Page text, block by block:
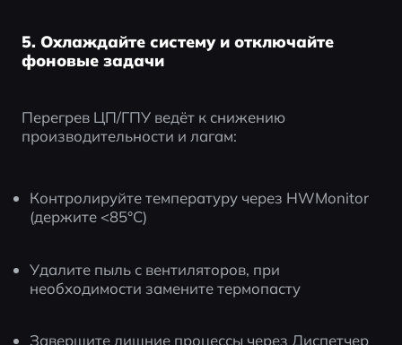
5. Охлаждайте систему и отключайте
фоновые задачи
Перегрев ЦП/ГПУ ведёт к снижению
производительности и лагам:
Контролируйте температуру через HWMonitor
(держите <85°C)
Удалите пыль с вентиляторов, при
необходимости замените термопасту
Завершите лишние процессы через Диспетчер